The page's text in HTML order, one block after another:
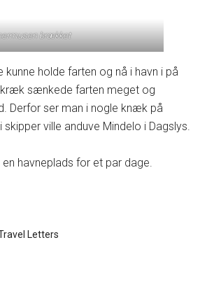
brækket
kunne holde farten og nå i havn i på
sænkede farten meget og
Derfor ser man i nogle knæk på
skipper ville anduve Mindelo i Dagslys.
havneplads for et par dage.
Letters